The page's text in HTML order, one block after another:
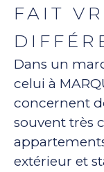
FAIT
Dans un
celui à
concernent
souvent très
extérieur et